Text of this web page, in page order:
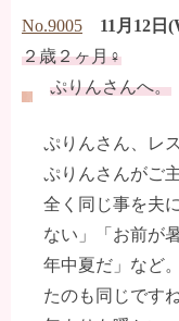
No.9005 11月12日
２歳２ヶ月♀
ぷりんさんへ。
ぷりんさん、レ
ぷりんさんがご
全く同じ事を夫
ない」「お前が
年中夏だ」など
たのも同じです